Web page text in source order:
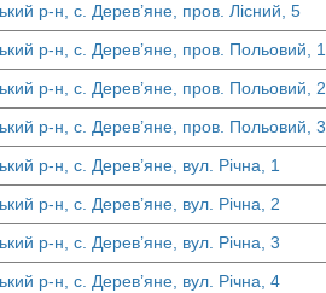
р-н, с. Дерев’яне, пров. Лісний, 5
р-н, с. Дерев’яне, пров. Польовий, 1
р-н, с. Дерев’яне, пров. Польовий, 2
р-н, с. Дерев’яне, пров. Польовий, 3
р-н, с. Дерев’яне, вул. Річна, 1
р-н, с. Дерев’яне, вул. Річна, 2
р-н, с. Дерев’яне, вул. Річна, 3
р-н, с. Дерев’яне, вул. Річна, 4